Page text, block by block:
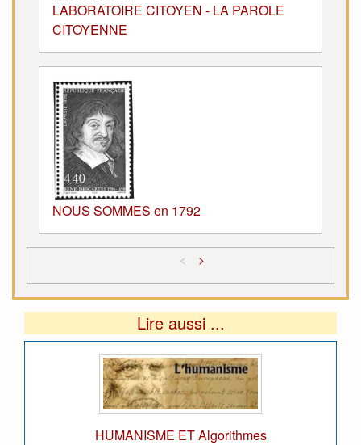
LABORATOIRE CITOYEN - LA PAROLE
CITOYENNE
NOUS SOMMES en 1792
< >
Lire aussi ...
HUMANISME ET Algorithmes